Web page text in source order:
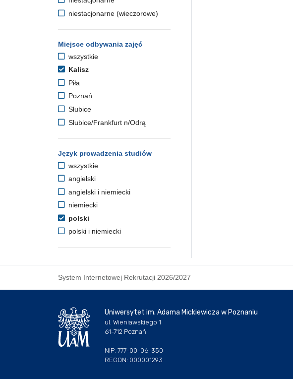
niestacjonarne (wieczorowe)
Miejsce odbywania zajęć
wszystkie
Kalisz
Piła
Poznań
Słubice
Słubice/Frankfurt n/Odrą
Język prowadzenia studiów
wszystkie
angielski
angielski i niemiecki
niemiecki
polski
polski i niemiecki
System Internetowej Rekrutacji 2026/2027
Uniwersytet im. Adama Mickiewicza w Poznaniu
ul. Wieniawskiego 1
61-712 Poznań
NIP: 777-00-06-350
REGON: 000001293